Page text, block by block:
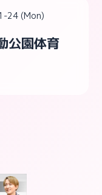
24 (Mon)
公園体育